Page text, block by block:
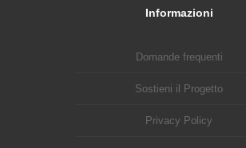
Informazioni
Domande frequenti
Sostieni il Progetto
Privacy Policy